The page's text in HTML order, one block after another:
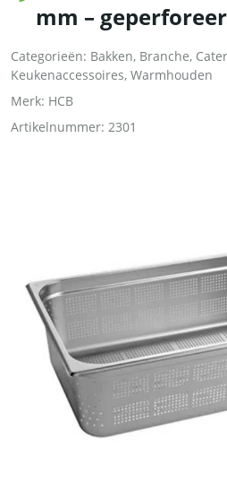
mm –
Categorieën: Bakken, Branche,
Keukenaccessoires, Warmhouden
Merk: HCB
Artikelnummer: 2301